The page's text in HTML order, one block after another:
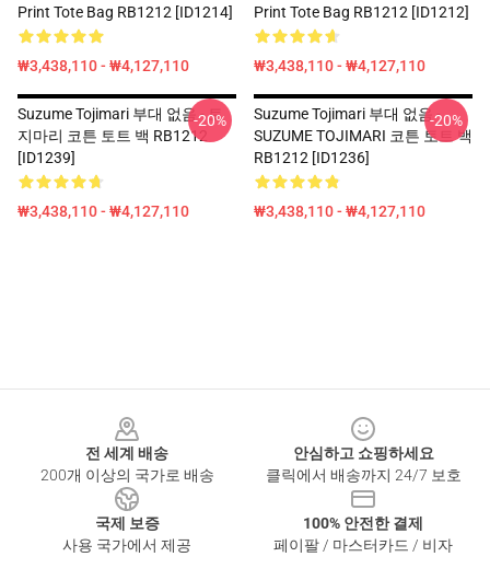
Print Tote Bag RB1212 [ID1214]
₩3,438,110 - ₩4,127,110
Print Tote Bag RB1212 [ID1212]
₩3,438,110 - ₩4,127,110
Suzume Tojimari 부대 없음 - 토
지마리 코튼 토트 백 RB1212
[ID1239]
₩3,438,110 - ₩4,127,110
-20%
Suzume Tojimari 부대 없음 -
SUZUME TOJIMARI 코튼 토트 백
RB1212 [ID1236]
₩3,438,110 - ₩4,127,110
-20%
전 세계 배송
200개 이상의 국가로 배송
안심하고 쇼핑하세요
클릭에서 배송까지 24/7 보호
국제 보증
사용 국가에서 제공
100% 안전한 결제
페이팔 / 마스터카드 / 비자